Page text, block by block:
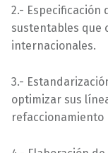
2.- Especificación
sustentables que
internacionales.
3.-
optimizar sus
refaccionamiento